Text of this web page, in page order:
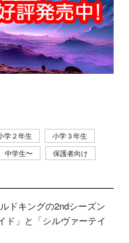
学２年生
小学３年生
中学生〜 保護者向け
ドキングの2ndシーズン
」と「シルヴァーテイ